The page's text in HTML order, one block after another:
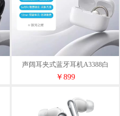
声阔耳夹式蓝牙耳机A3388白
￥899